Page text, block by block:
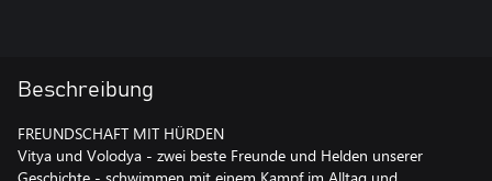
Beschreibung
FREUNDSCHAFT MIT HÜRDEN
Vitya und Volodya - zwei beste Freunde und Helden unserer